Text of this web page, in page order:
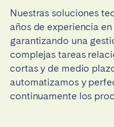
Nuestras soluciones
años de experiencia
garantizando una
complejas tareas
cortas y de medio
automatizamos y
continuamente los